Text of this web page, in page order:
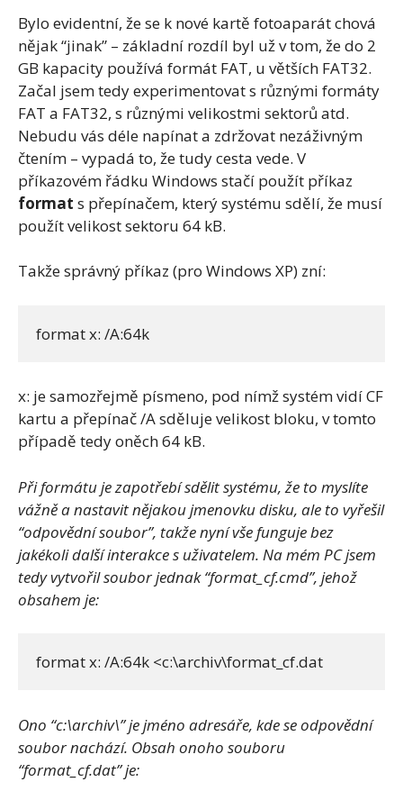
Bylo evidentní, že se k nové kartě fotoaparát chová
nějak “jinak” – základní rozdíl byl už v tom, že do 2
GB kapacity používá formát FAT, u větších FAT32.
Začal jsem tedy experimentovat s různými formáty
FAT a FAT32, s různými velikostmi sektorů atd.
Nebudu vás déle napínat a zdržovat nezáživným
čtením – vypadá to, že tudy cesta vede. V
příkazovém řádku Windows stačí použít příkaz
format s přepínačem, který systému sdělí, že musí
použít velikost sektoru 64 kB.
Takže správný příkaz (pro Windows XP) zní:
format x: /A:64k
x: je samozřejmě písmeno, pod nímž systém vidí CF
kartu a přepínač /A sděluje velikost bloku, v tomto
případě tedy oněch 64 kB.
Při formátu je zapotřebí sdělit systému, že to myslíte
vážně a nastavit nějakou jmenovku disku, ale to vyřešil
“odpovědní soubor”, takže nyní vše funguje bez
jakékoli další interakce s uživatelem. Na mém PC jsem
tedy vytvořil soubor jednak “format_cf.cmd”, jehož
obsahem je:
format x: /A:64k <c:\archiv\format_cf.dat
Ono “c:\archiv\” je jméno adresáře, kde se odpovědní
soubor nachází. Obsah onoho souboru
“format_cf.dat” je: